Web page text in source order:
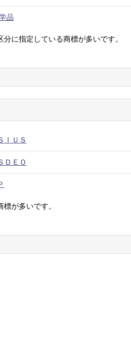
品
分に指定している商標が多いです。
ＩＵＳ
ＤＥＯ
が多いです。